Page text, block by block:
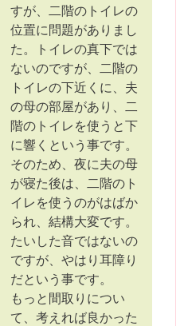
すが、二階のトイレの
位置に問題がありまし
た。トイレの真下では
ないのですが、二階の
トイレの下近くに、夫
の母の部屋があり、二
階のトイレを使うと下
に響くという事です。
そのため、夜に夫の母
が寝た後は、二階のト
イレを使うのがはばか
られ、結構大変です。
たいした音ではないの
ですが、やはり耳障り
だという事です。
もっと間取りについ
て、考えれば良かった